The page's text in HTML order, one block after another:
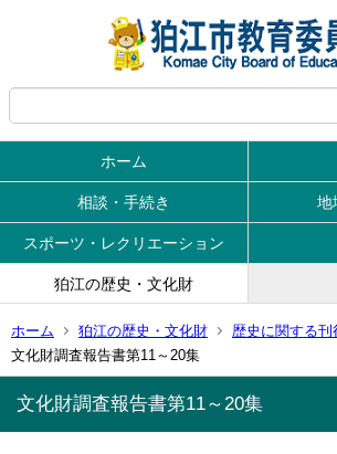
ホーム
相談・手続き 地
スポーツ・レクリエーション
狛江の歴史・文化財
ホーム 狛江の歴史・文化財
歴史に関する刊
文化財調査報告書第11～20集
文化財調査報告書第11～20集